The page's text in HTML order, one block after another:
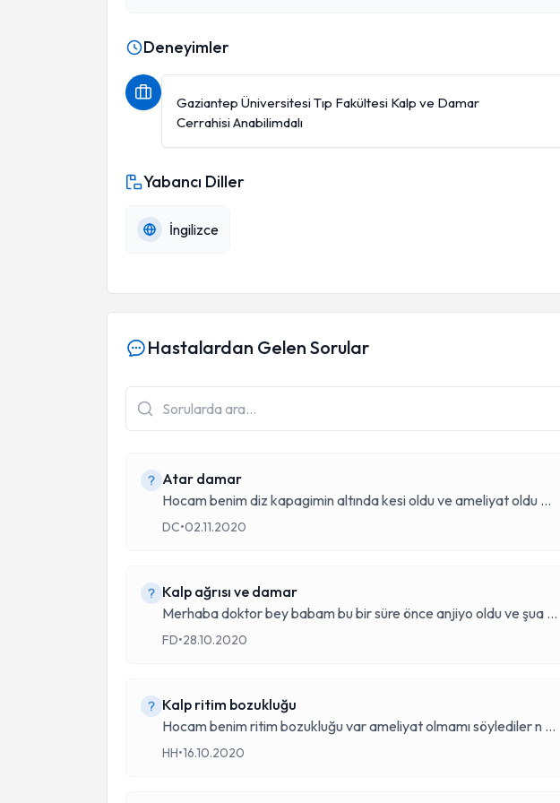
Deneyimler
Gaziantep Üniversitesi Tıp Fakültesi Kalp ve Damar
Cerrahisi Anabilimdalı
Yabancı Diller
İngilizce
Hastalardan Gelen Sorular
Atar damar
Hocam benim diz kapagimin altında kesi oldu ve ameliyat oldu ...
DC•02.11.2020
Kalp ağrısı ve damar
Merhaba doktor bey babam bu bir süre önce anjiyo oldu ve şua ...
FD•28.10.2020
Kalp ritim bozukluğu
Hocam benim ritim bozukluğu var ameliyat olmamı söylediler n ...
HH•16.10.2020